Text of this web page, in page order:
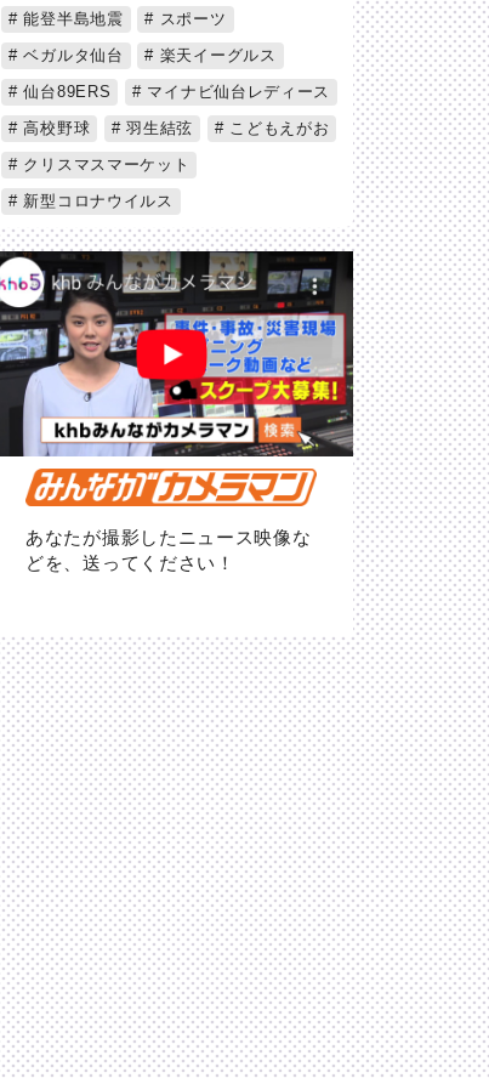
能登半島地震
スポーツ
ベガルタ仙台
楽天イーグルス
仙台89ERS
マイナビ仙台レディース
高校野球
羽生結弦
こどもえがお
クリスマスマーケット
新型コロナウイルス
あなたが撮影したニュース映像な
どを、送ってください！